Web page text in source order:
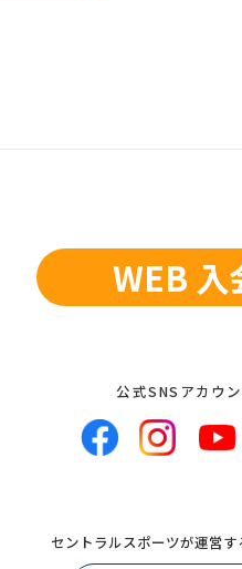
WEB 入
公式SNSアカウ
セントラルスポーツが運営す